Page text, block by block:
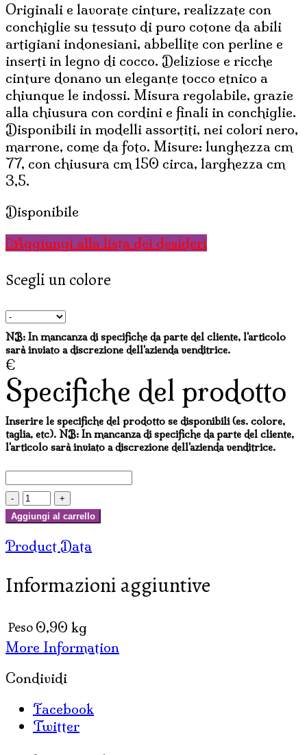
10,00€.5,00€.
Originali e lavorate cinture, realizzate con
conchiglie su tessuto di puro cotone da abili
artigiani indonesiani, abbellite con perline e
inserti in legno di cocco. Deliziose e ricche
cinture donano un elegante tocco etnico a
chiunque le indossi. Misura regolabile, grazie
alla chiusura con cordini e finali in conchiglie.
Disponibili in modelli assortiti, nei colori nero,
marrone, come da foto. Misure: lunghezza cm
77, con chiusura cm 150 circa, larghezza cm
3,5.
Disponibile
Aggiungi alla lista dei desideri
Scegli un colore
NB: In mancanza di specifiche da parte del cliente, l'articolo
sarà inviato a discrezione dell'azienda venditrice.
€
Specifiche del prodotto
Inserire le specifiche del prodotto se disponibili (es. colore,
taglia, etc). NB: In mancanza di specifiche da parte del cliente,
l'articolo sarà inviato a discrezione dell'azienda venditrice.
CINTURE
DI
quantità
Aggiungi al carrello
Product Data
Informazioni aggiuntive
Peso 0,90 kg
More Information
Condividi
Facebook
Twitter